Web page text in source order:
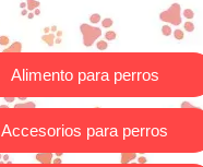
Alimento para perros
Accesorios para perros